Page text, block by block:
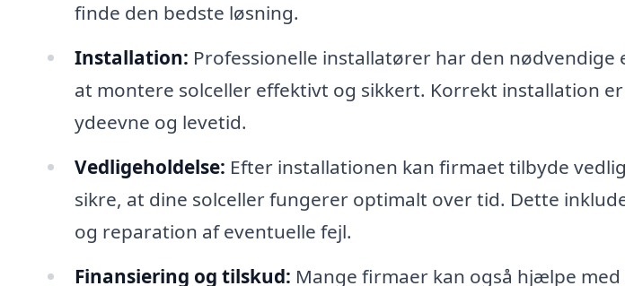
finde den bedste løsning.
Installation: Professionelle installatører har den
at montere solceller effektivt og sikkert. Korrekt installation
ydeevne og levetid.
Vedligeholdelse: Efter installationen kan firmaet tilbyde
sikre, at dine solceller fungerer optimalt over tid. Dette
og reparation af eventuelle fejl.
Finansiering og tilskud: Mange firmaer kan også hjælpe